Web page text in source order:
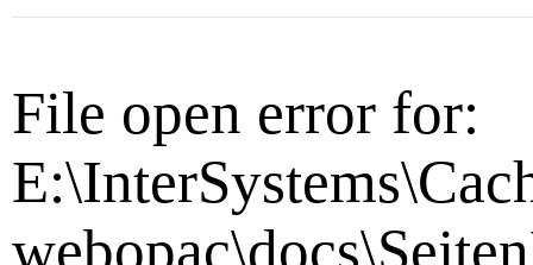
File open error for: